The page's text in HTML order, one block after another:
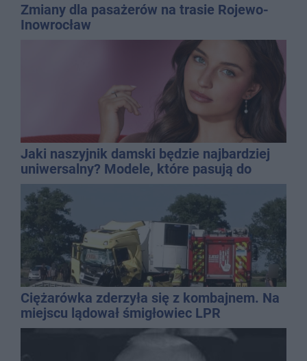
Zmiany dla pasażerów na trasie Rojewo-
Inowrocław
Jaki naszyjnik damski będzie najbardziej
uniwersalny? Modele, które pasują do
wielu stylizacji
Ciężarówka zderzyła się z kombajnem. Na
miejscu lądował śmigłowiec LPR